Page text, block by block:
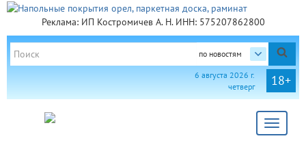
Реклама: ИП Костромичев А. Н. ИНН: 575207862800
по новостям
18+
6 августа 2026 г.
четверг
Toggle